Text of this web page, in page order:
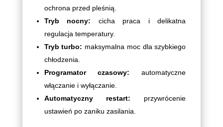
ochrona przed pleśnią.
Tryb nocny: cicha praca i delikatna
regulacja temperatury.
Tryb turbo: maksymalna moc dla szybkiego
chłodzenia.
Programator czasowy: automatyczne
włączanie i wyłączanie.
Automatyczny restart: przywrócenie
ustawień po zaniku zasilania.